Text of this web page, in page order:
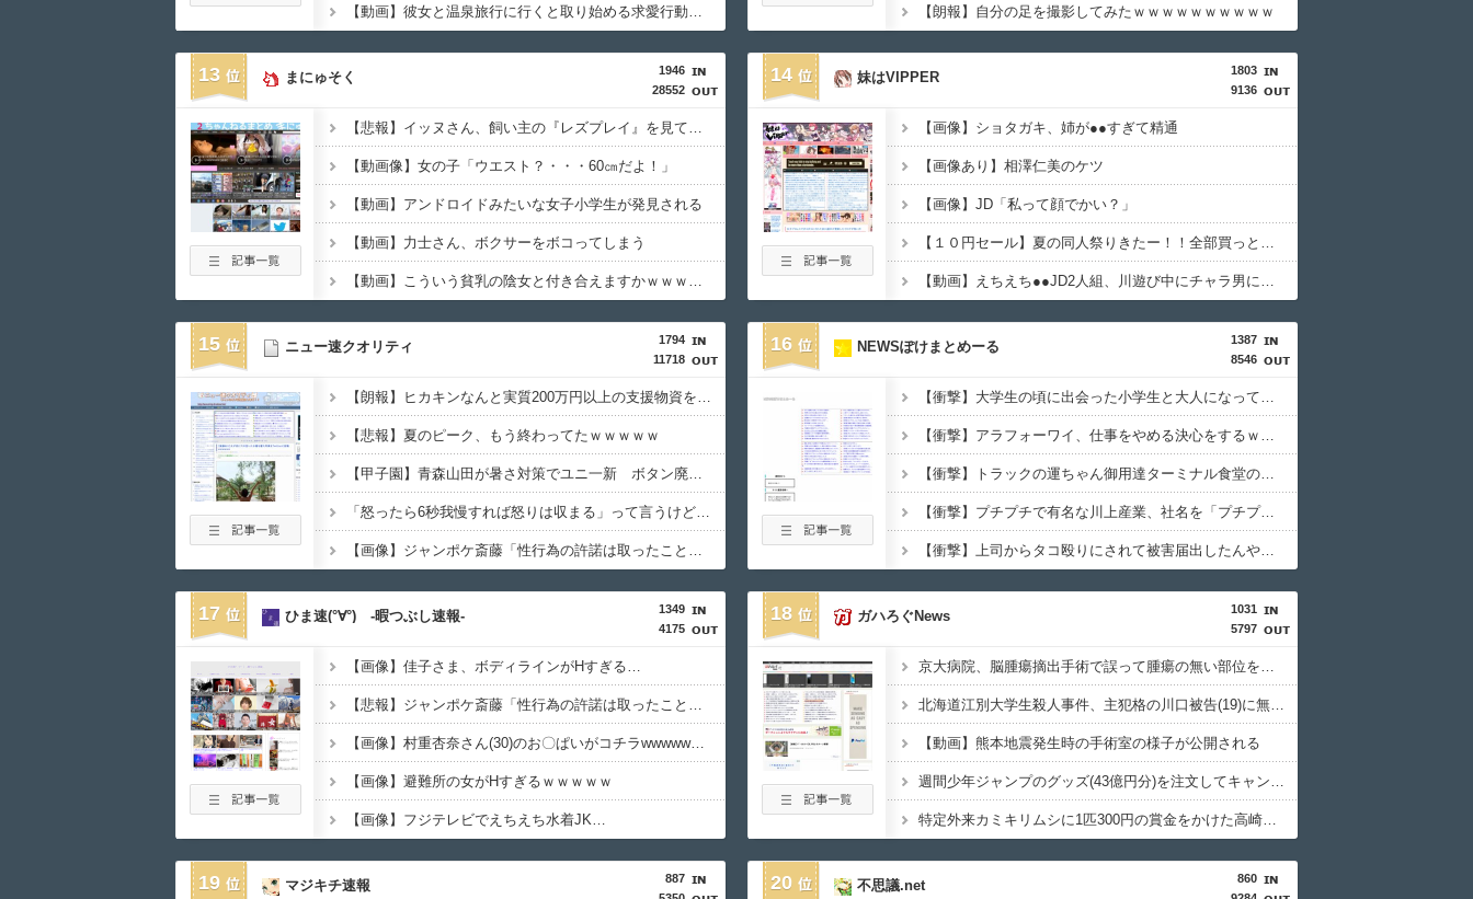
【動画】彼女と温泉旅行に行くと取り始める求愛行動ｗｗｗｗｗｗｗｗｗｗｗ 【朗報】自分の足を撮影してみたｗｗｗｗｗｗｗｗｗｗ
13
1946
28552
まにゅそく
【悲報】イッヌさん、飼い主の『レズプレイ』を見てドン引き・・・
【動画像】女の子「ウエスト？・・・60㎝だよ！」
【動画】アンドロイドみたいな女子小学生が発見される
【動画】力士さん、ボクサーをボコってしまう
【動画】こういう貧乳の陰女と付き合えますかｗｗｗｗｗｗｗ
14
1803
9136
妹はVIPPER
【画像】ショタガキ、姉が●●すぎて精通
【画像あり】相澤仁美のケツ
【画像】JD「私って顔でかい？」
【１０円セール】夏の同人祭りきたー！！全部買っとけwwww
【動画】えちえち●●JD2人組、川遊び中にチャラ男にナンパされるｗ
15
1794
11718
ニュー速クオリティ
【朗報】ヒカキンなんと実質200万円以上の支援物資を寄付してしまう・・・
【悲報】夏のピーク、もう終わってたｗｗｗｗｗ
【甲子園】青森山田が暑さ対策でユニ一新 ボタン廃止でTシャツ素材ｗｗｗ
「怒ったら6秒我慢すれば怒りは収まる」って言うけど・・・
【画像】ジャンポケ斎藤「性行為の許諾は取ったことありません」
16
1387
8546
NEWSぽけまとめーる
【衝撃】大学生の頃に出会った小学生と大人になってから再会し結婚した男、めちゃくちゃ叩かれてしまうｗｗｗｗｗ(※画像あり)
【衝撃】アラフォーワイ、仕事をやめる決心をするｗｗｗｗｗ
【衝撃】トラックの運ちゃん御用達ターミナル食堂のオムライスが強すぎるｗｗｗｗｗ(※画像あり)
【衝撃】プチプチで有名な川上産業、社名を「プチプチ株式会社」に変更されるｗｗｗｗｗ
【衝撃】上司からタコ殴りにされて被害届出したんやけど示談金どれくらいいけそう？ｗｗｗｗｗ
17
1349
4175
ひま速(°∀°) -暇つぶし速報-
【画像】佳子さま、ボディラインがHすぎる…
【悲報】ジャンポケ斎藤「性行為の許諾は取ったことありません」
【画像】村重杏奈さん(30)のお〇ぱいがコチラwwwwwwwwwwww
【画像】避難所の女がHすぎるｗｗｗｗｗ
【画像】フジテレビでえちえち水着JK…
18
1031
5797
ガハろぐNews
京大病院、脳腫瘍摘出手術で誤って腫瘍の無い部位を摘出 脳幹など損傷受け植物状態に
北海道江別大学生殺人事件、主犯格の川口被告(19)に無期懲役の判決
【動画】熊本地震発生時の手術室の様子が公開される
週間少年ジャンプのグッズ(43億円分)を注文してキャンセルした32歳女が逮捕
特定外来カミキリムシに1匹300円の賞金をかけた高崎市、初日に1170匹持ち込まれる
19
887
マジキチ速報 20
860
不思議.net